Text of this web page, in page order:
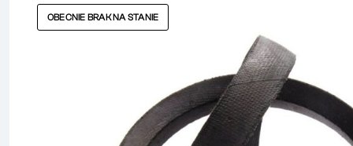
OBECNIE BRAK NA STANIE